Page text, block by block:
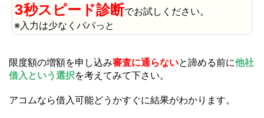
3秒スピード診断でお試しください。
※入力は少なくパパっと
限度額の増額を申し込み審査に通らないと諦める前に他社
借入という選択を考えてみて下さい。
アコムなら借入可能どうかすぐに結果がわかります。